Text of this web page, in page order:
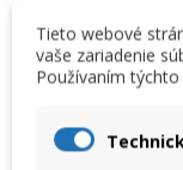
Cenníková cena:
689,20 € bez DPH
847,72 € s DPH
Výrobca: Statron
Tieto webové
vaše zariadenie
Používaním